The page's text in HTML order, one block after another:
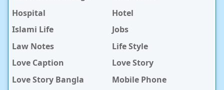
Hospital
Hotel
Islami Life
Jobs
Law Notes
Life Style
Love Caption
Love Story
Love Story Bangla
Mobile Phone